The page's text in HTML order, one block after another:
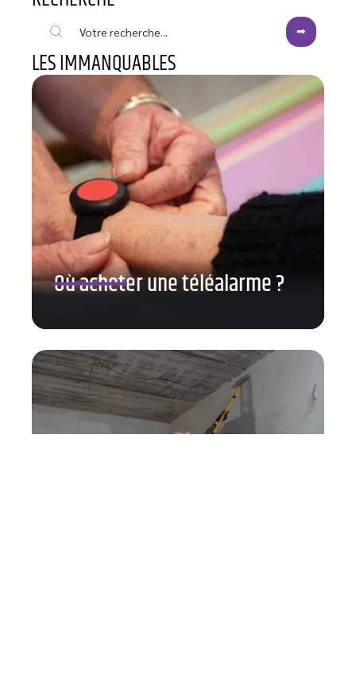
LES IMMANQUABLES
Où acheter une téléalarme ?